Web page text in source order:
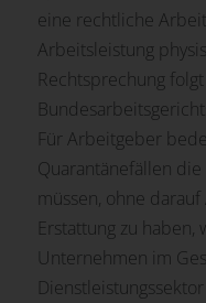
eine rechtliche
Arbeitsleistung
Rechtsprechung
Für Arbeitgeber
Quarantänefällen
müssen, ohne
Erstattung zu haben,
Unternehmen im